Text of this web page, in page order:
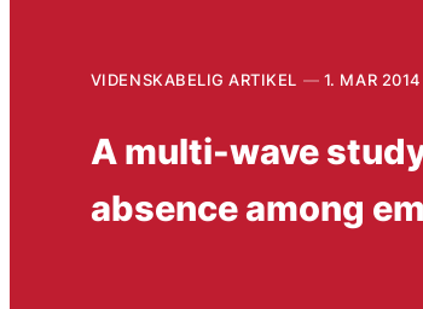
VIDENSKABELIG ARTIKEL 1. MAR 2014
A multi-wave
absence among